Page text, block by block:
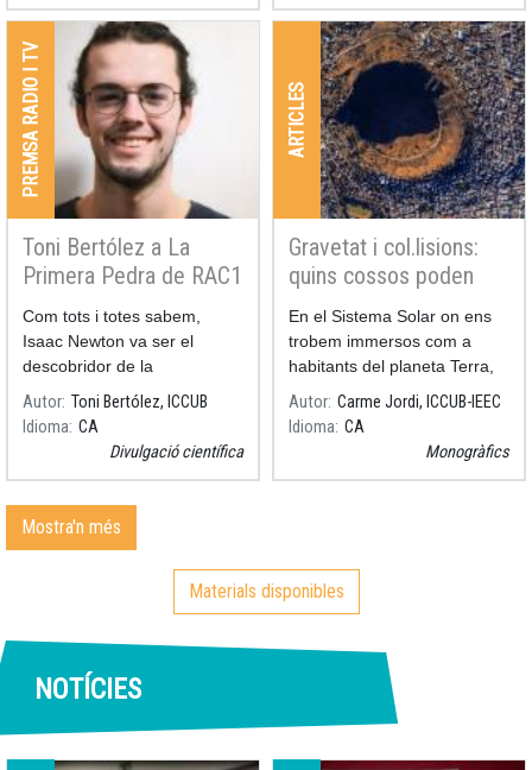
PREMSA RADIO I TV
Toni Bertólez a La
Primera Pedra de RAC1
Com tots i totes sabem,
Isaac Newton va ser el
descobridor de la
Autor Toni Bertólez, ICCUB
Idioma CA
Divulgació científica
ARTICLES
Gravetat i col.lisions:
quins cossos poden
xocar amb nosaltres ?
En el Sistema Solar on ens
trobem immersos com a
habitants del planeta Terra,
no ens hi trobem pas sols.
No només hi ha els altres
planetes i els satèl·lits, sinó
entorn del Sol.
Autor Carme Jordi, ICCUB-IEEC
Idioma CA
Monogràfics
Mostra'n més
Materials disponibles
NOTÍCIES